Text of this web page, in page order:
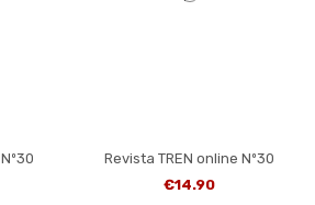
Revista TREN online Nº30
€14.90